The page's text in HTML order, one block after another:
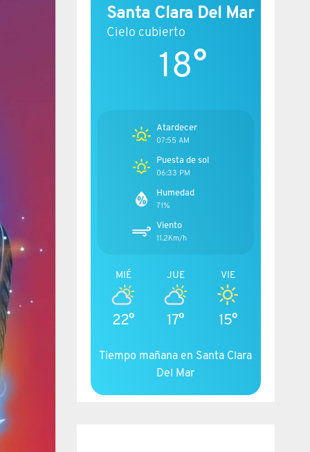
Santa Clara Del Mar
Cielo cubierto
18°
Atardecer
07:55 AM
Puesta de sol
06:33 PM
Humedad
71%
Viento
11.2Km/h
MIÉ
22°
JUE
17°
VIE
15°
Tiempo mañana en Santa Clara
Del Mar